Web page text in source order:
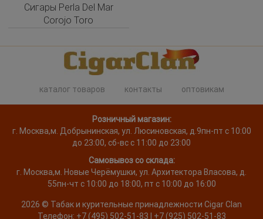
Сигары Perla Del Mar
Corojo Toro
каталог товаров контакты оптовикам
Розничный магазин:
г. Москва,м. Добрынинская, ул. Люсиновская, д.9пн-пт с 10:00
до 23:00, сб-вс с 11:00 до 23:00
Самовывоз со склада:
г. Москва,м. Новые Черёмушки, ул. Архитектора Власова, д.
55пн-чт с 10:00 до 18:00, пт с 10:00 до 16:00
2026 © Табак и курительные принадлежности Cigar Clan
Телефон: +7 (495) 502-51-83 | +7 (925) 502-51-83